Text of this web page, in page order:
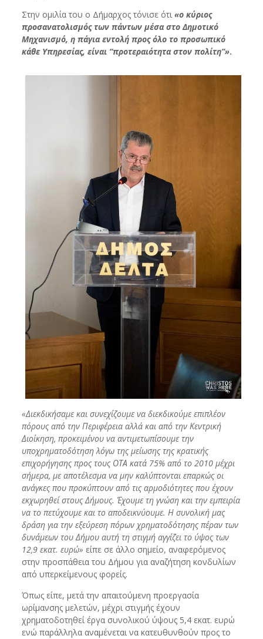
Στην ομιλία του ο Δήμαρχος τόνισε ότι «ο κύριος
προσανατολισμός των πάντων μέσα στο Δημοτικό
Μηχανισμό, η πάγια εντολή προς όλο το προσωπικό
κάθε Υπηρεσίας, είναι ‘‘προτεραιότητα στον πολίτη’’».
«Διεκδικήσαμε και συνεχίζουμε να διεκδικούμε επιπλέον
πόρους από την Περιφέρεια αλλά και από την Κεντρική
Διοίκηση, προκειμένου να αντιμετωπίσουμε την
υποχρηματοδότηση λόγω της μείωσης της κρατικής
επιχορήγησης προς τους ΟΤΑ κατά 75% από το 2010 μέχρι
σήμερα, με αποτέλεσμα να μην καλύπτονται επαρκώς οι
ανάγκες που προκύπτουν από τις αρμοδιότητες που έχουν
εκχωρηθεί στους Δήμους. Έχουμε τη γνώση και την εμπειρία
να το πετύχουμε και το αποδεικνύουμε. Η συνολική μας
δράση για την εξεύρεση πόρων χρηματοδότησης πέραν των
δυνάμεων του Δήμου αυτή τη στιγμή αγγίζει το ύψος των
12,9 εκατ. ευρώ» είπε σε άλλο σημείο, αναφερόμενος
στην προσπάθεια του Δήμου για αναζήτηση κονδυλίων
από υπερκείμενους φορείς.
Όπως είπε, μετά την απαιτούμενη προεργασία
ωρίμανσης μελετών, μέχρι στιγμής έχουν
χρηματοδοτηθεί έργα συνολικού ύψους 5,4 εκατ. ευρώ
ενώ παράλληλα αναμένεται να κατευθυνθούν προς το